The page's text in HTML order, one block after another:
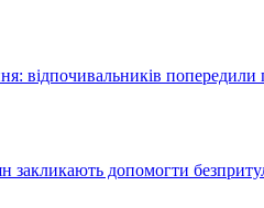
відпочивальників
закликають допомогти